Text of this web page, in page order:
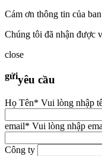
Cám ơn thông tin của
Chúng tôi đã nhận được
close
gửiyêu cầu
Họ Tên* Vui lòng nhập
email* Vui lòng nhập
Công ty